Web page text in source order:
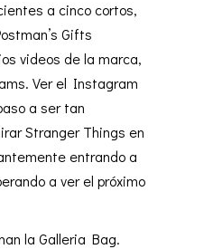
a cinco cortos,
Gifts
videos de la marca,
Ver el Instagram
a ser tan
Stranger Things en
entrando a
a ver el próximo
la Galleria Bag.